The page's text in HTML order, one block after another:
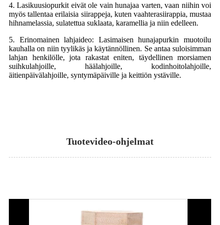
4. Lasikuusiopurkit eivät ole vain hunajaa varten, vaan niihin voi
myös tallentaa erilaisia ​​siirappeja, kuten vaahterasiirappia, mustaa
hihnamelassia, sulatettua suklaata, karamellia ja niin edelleen.
5. Erinomainen lahjaideo: Lasimaisen hunajapurkin muotoilu
kauhalla on niin tyylikäs ja käytännöllinen. Se antaa suloisimman
lahjan henkilölle, jota rakastat eniten, täydellinen morsiamen
suihkulahjoille, häälahjoille, kodinhoitolahjoille,
äitienpäivälahjoille, syntymäpäiville ja keittiön ystäville.
Tuotevideo-ohjelmat